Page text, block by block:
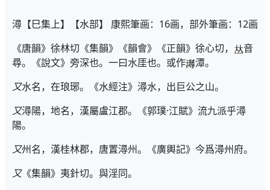
潯【巳集上】【水部】 康熙筆画：16画，部外筆画：12画
《唐韻》徐林切《集韻》《韻會》《正韻》徐心切，
音
尋。《說文》旁深也。一曰水厓也。或作
潭。
又水名，在琅琊。《水經注》潯水，出巨公之山。
又潯陽，地名，漢屬盧江郡。《郭璞·江賦》流九派乎潯
陽。
又州名，漢桂林郡，唐置潯州。《廣輿記》今爲潯州府。
又《集韻》夷針切。與淫同。